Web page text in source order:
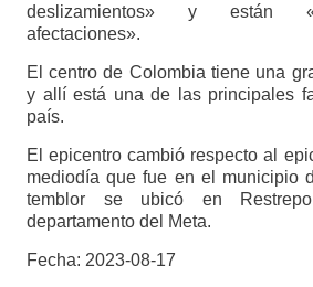
deslizamientos» y están
afectaciones».
El centro de Colombia tiene una
y allí está una de las principales
país.
El epicentro cambió respecto al
mediodía que fue en el municipio
temblor se ubicó en
departamento del Meta.
Fecha: 2023-08-17